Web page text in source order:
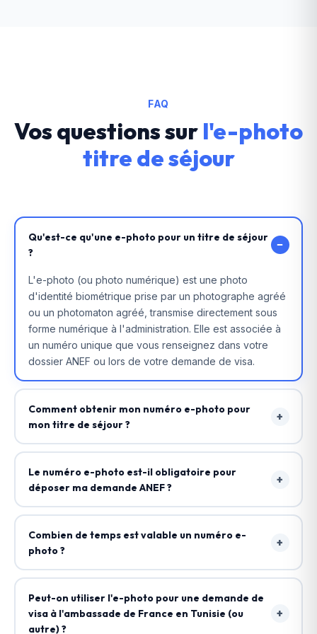
FAQ
Vos questions sur l'e-photo
titre de séjour
Qu'est-ce qu'une e-photo pour un titre de séjour
?
−
L'e-photo (ou photo numérique) est une photo
d'identité biométrique prise par un photographe agréé
ou un photomaton agréé, transmise directement sous
forme numérique à l'administration. Elle est associée à
un numéro unique que vous renseignez dans votre
dossier ANEF ou lors de votre demande de visa.
Comment obtenir mon numéro e-photo pour
mon titre de séjour ?
+
Rendez-vous chez un photographe agréé (arborant le
logo "Agréé numérique") ou dans un photomaton
agréé (Photomaton, Photo Me). La photo est prise,
biométriques, et un reçu avec un code à 9 chiffres
vous est remis. Ce code = votre numéro e-photo.
Le numéro e-photo est-il obligatoire pour
déposer ma demande ANEF ?
+
Oui, depuis 2023, le numéro e-photo remplace l'envoi
de photos papier pour la plupart des demandes
dématérialisées sur l'ANEF. Vous devrez le saisir dans
pas finaliser votre dossier.
Combien de temps est valable un numéro e-
photo ?
+
Le numéro e-photo est valable 6 mois à compter de sa
création. Si vous ne déposez pas votre dossier dans
ce délai, vous devrez prendre une nouvelle photo.
Peut-on utiliser l'e-photo pour une demande de
visa à l'ambassade de France en Tunisie (ou
autre) ?
+